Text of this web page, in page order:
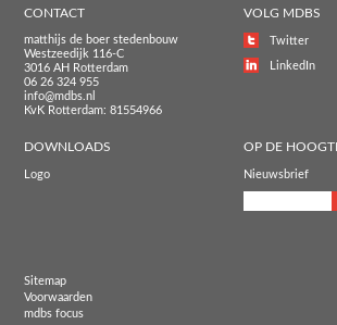
CONTACT
matthijs de boer stedenbouw
Westzeedijk 116-C
3016 AH Rotterdam
06 26 324 955
info@mdbs.nl
KvK Rotterdam: 81554966
VOLG MDBS
Twitter
LinkedIn
DOWNLOADS
Logo
OP DE
Nieuwsbrief
Sitemap
Voorwaarden
mdbs focus